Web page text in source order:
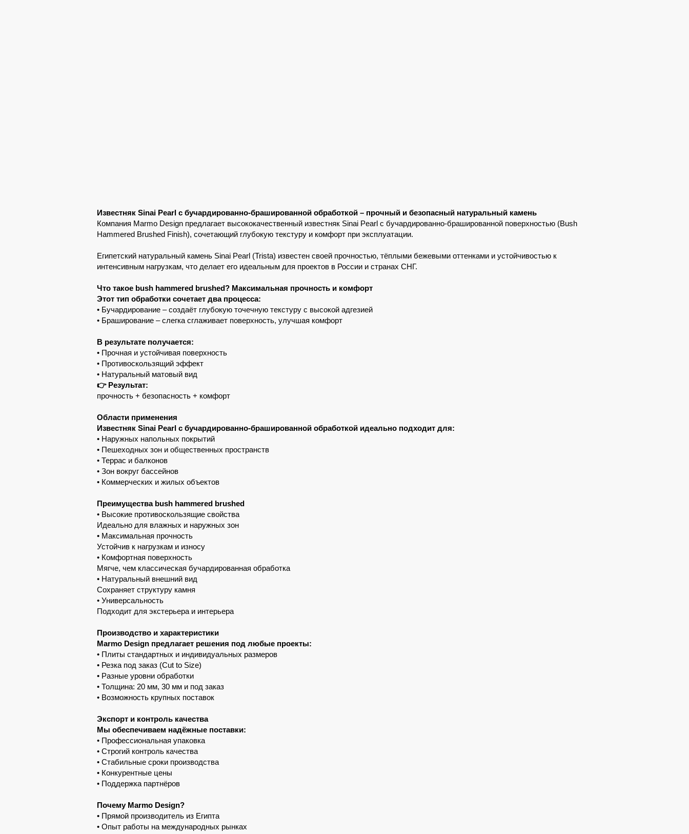
Известняк Sinai Pearl с бучардированно-брашированной обработкой – прочный и безопасный натуральный камень
Компания Marmo Design предлагает высококачественный известняк Sinai Pearl с бучардированно-брашированной поверхностью (Bush
Hammered Brushed Finish), сочетающий глубокую текстуру и комфорт при эксплуатации.
Египетский натуральный камень Sinai Pearl (Trista) известен своей прочностью, тёплыми бежевыми оттенками и устойчивостью к
интенсивным нагрузкам, что делает его идеальным для проектов в России и странах СНГ.
Что такое bush hammered brushed? Максимальная прочность и комфорт
Этот тип обработки сочетает два процесса:
• Бучардирование – создаёт глубокую точечную текстуру с высокой адгезией
• Браширование – слегка сглаживает поверхность, улучшая комфорт
В результате получается:
• Прочная и устойчивая поверхность
• Противоскользящий эффект
• Натуральный матовый вид
👉 Результат:
прочность + безопасность + комфорт
Области применения
Известняк Sinai Pearl с бучардированно-брашированной обработкой идеально подходит для:
• Наружных напольных покрытий
• Пешеходных зон и общественных пространств
• Террас и балконов
• Зон вокруг бассейнов
• Коммерческих и жилых объектов
Преимущества bush hammered brushed
• Высокие противоскользящие свойства
Идеально для влажных и наружных зон
• Максимальная прочность
Устойчив к нагрузкам и износу
• Комфортная поверхность
Мягче, чем классическая бучардированная обработка
• Натуральный внешний вид
Сохраняет структуру камня
• Универсальность
Подходит для экстерьера и интерьера
Производство и характеристики
Marmo Design предлагает решения под любые проекты:
• Плиты стандартных и индивидуальных размеров
• Резка под заказ (Cut to Size)
• Разные уровни обработки
• Толщина: 20 мм, 30 мм и под заказ
• Возможность крупных поставок
Экспорт и контроль качества
Мы обеспечиваем надёжные поставки:
• Профессиональная упаковка
• Строгий контроль качества
• Стабильные сроки производства
• Конкурентные цены
• Поддержка партнёров
Почему Marmo Design?
• Прямой производитель из Египта
• Опыт работы на международных рынках